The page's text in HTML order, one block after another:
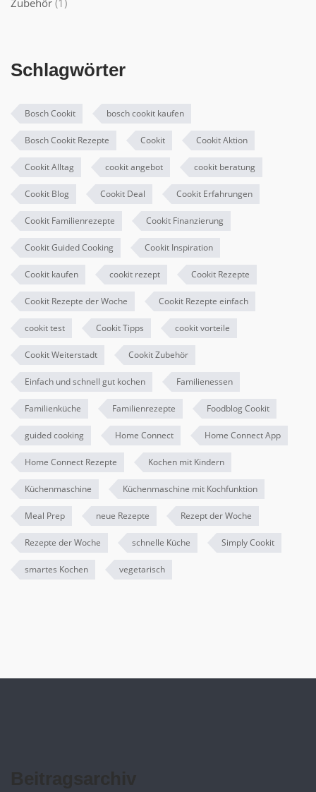
Zubehör (1)
Schlagwörter
Bosch Cookit bosch cookit kaufen
Bosch Cookit Rezepte Cookit Cookit Aktion
Cookit Alltag cookit angebot cookit beratung
Cookit Blog Cookit Deal Cookit Erfahrungen
Cookit Familienrezepte Cookit Finanzierung
Cookit Guided Cooking Cookit Inspiration
Cookit kaufen cookit rezept Cookit Rezepte
Cookit Rezepte der Woche Cookit Rezepte einfach
cookit test Cookit Tipps cookit vorteile
Cookit Weiterstadt Cookit Zubehör
Einfach und schnell gut kochen Familienessen
Familienküche Familienrezepte Foodblog Cookit
guided cooking Home Connect Home Connect App
Home Connect Rezepte Kochen mit Kindern
Küchenmaschine Küchenmaschine mit Kochfunktion
Meal Prep neue Rezepte Rezept der Woche
Rezepte der Woche schnelle Küche Simply Cookit
smartes Kochen vegetarisch